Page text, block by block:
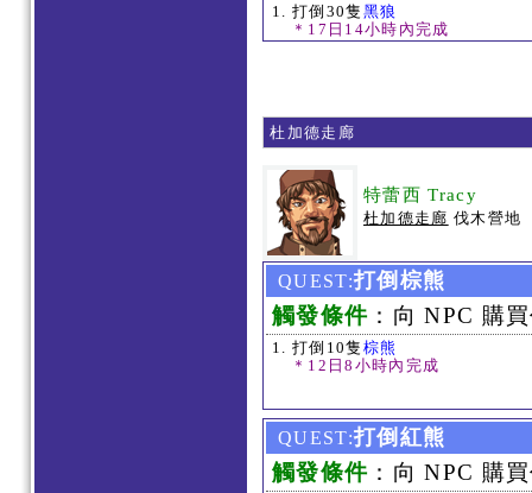
打倒30隻 黑狼
＊17日14小時內完成
杜加德走廊
特蕾西 Tracy
杜加德走廊 伐木營地
QUEST:打倒棕熊
觸發條件 ：向 NPC 購
打倒10隻 棕熊
＊12日8小時內完成
QUEST:打倒紅熊
觸發條件 ：向 NPC 購